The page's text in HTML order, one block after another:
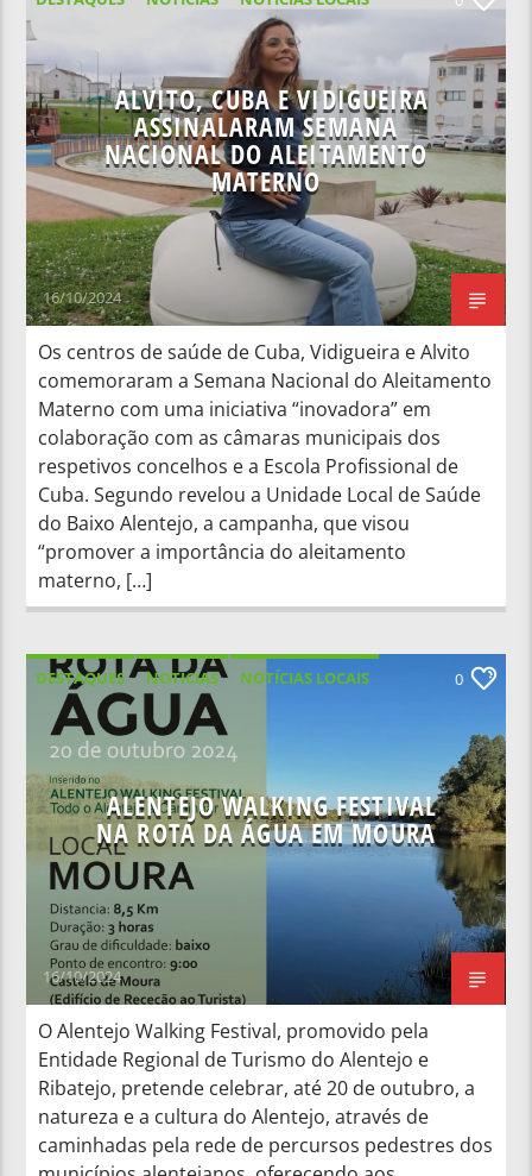
ALVITO, CUBA E VIDIGUEIRA
ASSINALARAM SEMANA
NACIONAL DO ALEITAMENTO
MATERNO
16/10/2024
Os centros de saúde de Cuba, Vidigueira e Alvito
comemoraram a Semana Nacional do Aleitamento
Materno com uma iniciativa “inovadora” em
colaboração com as câmaras municipais dos
respetivos concelhos e a Escola Profissional de
Cuba. Segundo revelou a Unidade Local de Saúde
do Baixo Alentejo, a campanha, que visou
“promover a importância do aleitamento
materno, […]
DESTAQUES NOTICIAS
NOTÍCIAS LOCAIS
NOTÍCIAS NACIONAIS
0
ALENTEJO WALKING FESTIVAL
NA ROTA DA ÁGUA EM MOURA
16/10/2024
O Alentejo Walking Festival, promovido pela
Entidade Regional de Turismo do Alentejo e
Ribatejo, pretende celebrar, até 20 de outubro, a
natureza e a cultura do Alentejo, através de
caminhadas pela rede de percursos pedestres dos